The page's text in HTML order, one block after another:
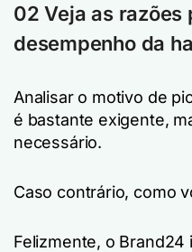
02 Veja as razões
desempenho da
Analisar o motivo de
é bastante exigente,
necessário.
Caso contrário, como
Felizmente, o Brand24